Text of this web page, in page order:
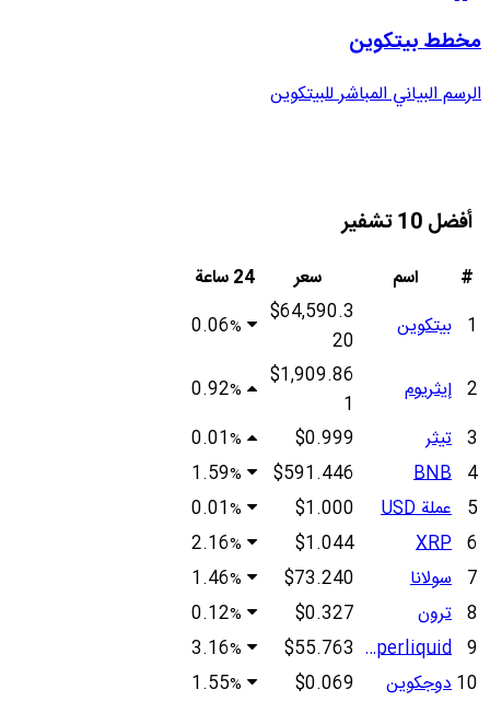
مخطط بيتكوين
الرسم البياني المباشر للبيتكوين
أفضل 10 تشفير
# اسم سعر
24 ساعة
1 بيتكوين
$64,590.3
20
%
2 إيثريوم
$1,909.86
1
%
3 تيثر $0.999
%
4
BNB
$591.446
%
5 عملة USD $1.000
%
6
XRP
$1.044
%
7 سولانا $73.240
%
8 ترون $0.327
%
9
Hyperliquid
$55.763
%
10دوجكوين $0.069
%